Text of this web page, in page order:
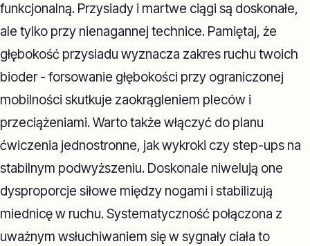
funkcjonalną. Przysiady i martwe ciągi są doskonałe,
ale tylko przy nienagannej technice. Pamiętaj, że
głębokość przysiadu wyznacza zakres ruchu twoich
bioder - forsowanie głębokości przy ograniczonej
mobilności skutkuje zaokrągleniem pleców i
przeciążeniami. Warto także włączyć do planu
ćwiczenia jednostronne, jak wykroki czy step-ups na
stabilnym podwyższeniu. Doskonale niwelują one
dysproporcje siłowe między nogami i stabilizują
miednicę w ruchu. Systematyczność połączona z
uważnym wsłuchiwaniem się w sygnały ciała to